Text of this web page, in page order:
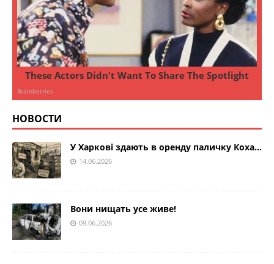
НОВОСТИ
У Харкові здають в оренду паличку Коха…
14.06.2026
Вони нищать усе живе!
09.06.2026